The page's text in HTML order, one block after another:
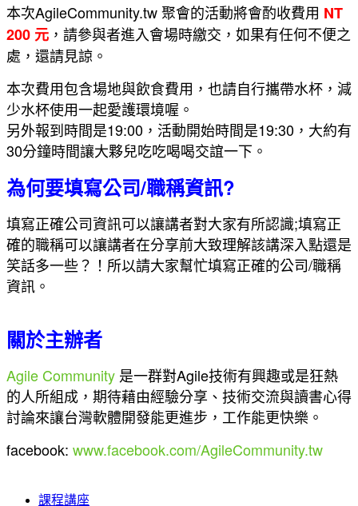
本次AgileCommunity.tw 聚會的活動將會酌收費用 NT
200 元 ，請參與者進入會場時繳交，如果有任何不便之
處，還請見諒。
本次費用包含場地與飲食費用，也請自行攜帶水杯，減
少水杯使用一起愛護環境喔。
另外報到時間是19:00，活動開始時間是19:30，大約有
30分鐘時間讓大夥兒吃吃喝喝交誼一下。
為何要填寫公司/職稱資訊?
填寫正確公司資訊可以讓講者對大家有所認識;填寫正
確的職稱可以讓講者在分享前大致理解該講深入點還是
笑話多一些？！ 所以請大家幫忙填寫正確的公司/職稱
資訊。
關於主辦者
Agile Community 是一群對Agile技術有興趣或是狂熱
的人所組成，期待藉由經驗分享、技術交流與讀書心得
討論來讓台灣軟體開發能更進步，工作能更快樂。
facebook: www.facebook.com/AgileCommunity.tw
課程講座